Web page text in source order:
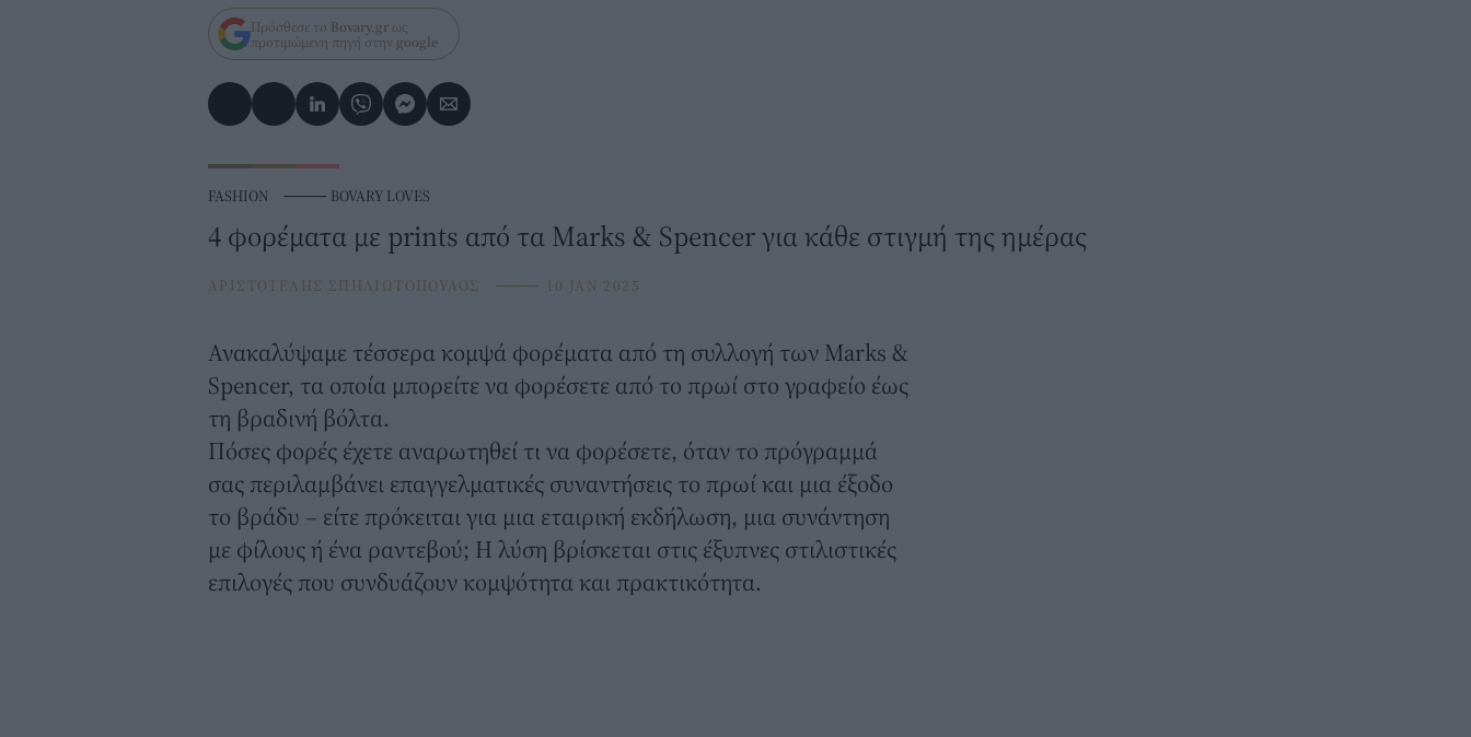
Πρόσθεσε το Bovary.gr ως
προτιμώμενη πηγή στην google
FASHION ⸻ BOVARY LOVES
4 φορέματα με prints από τα Marks & Spencer για κάθε στιγμή της ημέρας
ΑΡΙΣΤΟΤΕΛΗΣ ΣΠΗΛΙΩΤΟΠΟΥΛΟΣ ⸻ 10 JAN 2025
Ανακαλύψαμε τέσσερα κομψά φορέματα από τη συλλογή των Marks &
Spencer, τα οποία μπορείτε να φορέσετε από το πρωί στο γραφείο έως
τη βραδινή βόλτα.
Πόσες φορές έχετε αναρωτηθεί τι να φορέσετε, όταν το πρόγραμμά
σας περιλαμβάνει επαγγελματικές συναντήσεις το πρωί και μια έξοδο
το βράδυ – είτε πρόκειται για μια εταιρική εκδήλωση, μια συνάντηση
με φίλους ή ένα ραντεβού; Η λύση βρίσκεται στις έξυπνες στιλιστικές
επιλογές που συνδυάζουν κομψότητα και πρακτικότητα.